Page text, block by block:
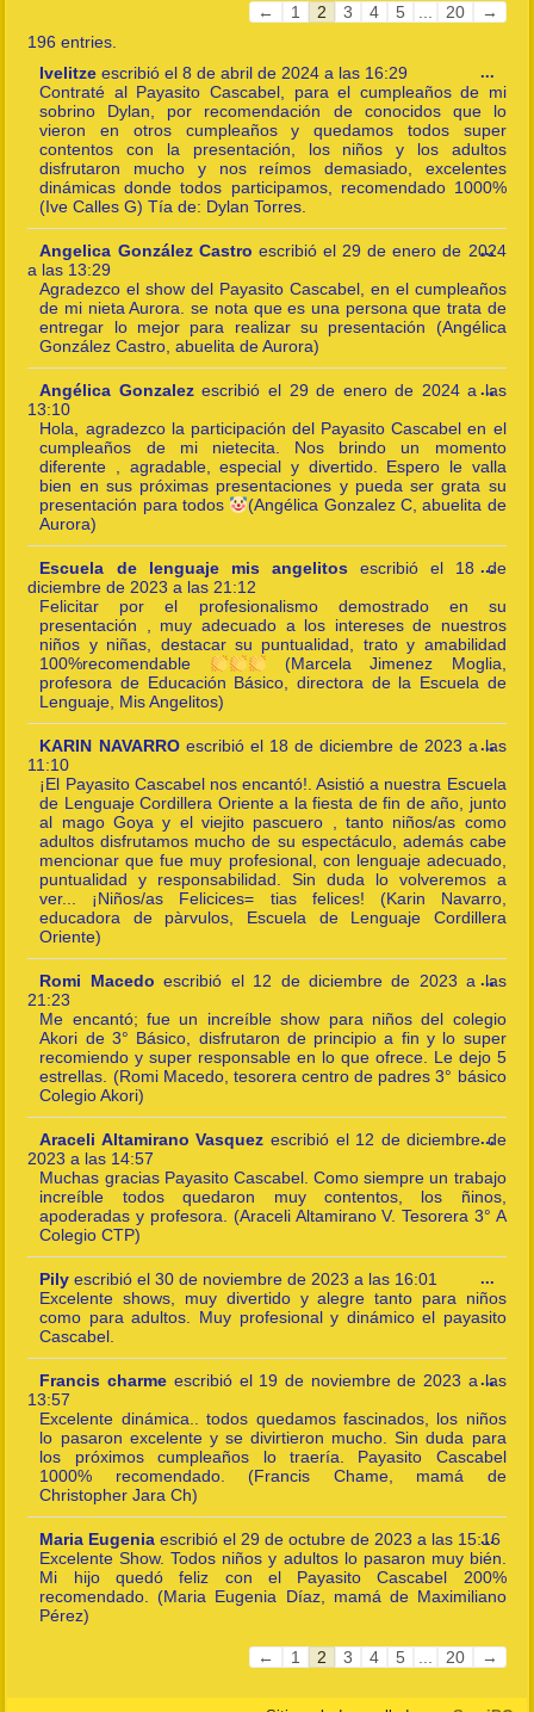
Guestbook
← 1 2 3 4 5 ... 20
→
196 entries.
Ivelitzeescribió el 8 de abril de 2024 a las 16:29
Contraté al Payasito Cascabel, para el cumpleaños de mi
sobrino Dylan, por recomendación de conocidos que lo
vieron en otros cumpleaños y quedamos todos super
contentos con la presentación, los niños y los adultos
disfrutaron mucho y nos reímos demasiado, excelentes
dinámicas donde todos participamos, recomendado 1000%
(Ive Calles G) Tía de: Dylan Torres.
...
this
Angelica González Castro escribió el29 de enero de 2024
a las 13:29
Agradezco el show del Payasito Cascabel, en el cumpleaños
de mi nieta Aurora. se nota que es una persona que trata de
entregar lo mejor para realizar su presentación (Angélica
González Castro, abuelita de Aurora)
...
Angélica Gonzalezescribió el 29 de enero de 2024 a las
13:10
Hola, agradezco la participación del Payasito Cascabel en el
cumpleaños de mi nietecita. Nos brindo un momento
diferente , agradable, especial y divertido. Espero le valla
bien en sus próximas presentaciones y pueda ser grata su
presentación para todos
(Angélica Gonzalez C, abuelita de
Aurora)
...
Escuela de lenguaje mis angelitosescribió el 18 de
diciembre de 2023 a las 21:12
Felicitar por el profesionalismo demostrado en su
presentación , muy adecuado a los intereses de nuestros
niños y niñas, destacar su puntualidad, trato y amabilidad
100%recomendable
(Marcela Jimenez Moglia,
profesora de Educación Básico, directora de la Escuela de
Lenguaje, Mis Angelitos)
...
KARIN NAVARRO escribió el18 de diciembre de 2023 a las
11:10
¡El Payasito Cascabel nos encantó!. Asistió a nuestra Escuela
de Lenguaje Cordillera Oriente a la fiesta de fin de año, junto
al mago Goya y el viejito pascuero , tanto niños/as como
adultos disfrutamos mucho de su espectáculo, además cabe
mencionar que fue muy profesional, con lenguaje adecuado,
puntualidad y responsabilidad. Sin duda lo volveremos a
ver... ¡Niños/as Felicices= tias felices! (Karin Navarro,
educadora de pàrvulos, Escuela de Lenguaje Cordillera
Oriente)
...
Romi Macedoescribió el12 de diciembre de 2023 a las
21:23
Me encantó; fue un increíble show para niños del colegio
Akori de 3° Básico, disfrutaron de principio a fin y lo super
recomiendo y super responsable en lo que ofrece. Le dejo 5
estrellas. (Romi Macedo, tesorera centro de padres 3° básico
Colegio Akori)
...
Araceli Altamirano Vasquez escribió el12 de diciembre de
2023 a las 14:57
Muchas gracias Payasito Cascabel. Como siempre un trabajo
increíble todos quedaron muy contentos, los ñinos,
apoderadas y profesora. (Araceli Altamirano V. Tesorera 3° A
Colegio CTP)
...
Pilyescribió el 30 de noviembre de 2023 a las 16:01
Excelente shows, muy divertido y alegre tanto para niños
como para adultos. Muy profesional y dinámico el payasito
Cascabel.
...
this
Francis charme escribió el19 de noviembre de 2023 a las
13:57
Excelente dinámica.. todos quedamos fascinados, los niños
lo pasaron excelente y se divirtieron mucho. Sin duda para
los próximos cumpleaños lo traería. Payasito Cascabel
1000% recomendado. (Francis Chame, mamá de
Christopher Jara Ch)
...
Maria Eugeniaescribió el 29 de octubre de 2023 a las 15:16
Excelente Show. Todos niños y adultos lo pasaron muy bién.
Mi hijo quedó feliz con el Payasito Cascabel 200%
recomendado. (Maria Eugenia Díaz, mamá de Maximiliano
Pérez)
...
this
Guestbook
← 1 2 3 4 5 ... 20 →